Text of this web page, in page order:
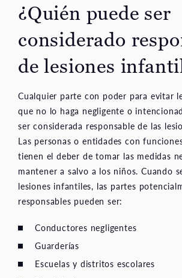
¿Quién puede ser
considerado
de lesiones
Cualquier parte con poder para evitar
que no lo haga negligente o
ser considerada responsable de las
Las personas o entidades con
tienen el deber de tomar las medidas
mantener a salvo a los niños. Cuando
lesiones infantiles, las partes
responsables pueden ser:
Conductores negligentes
Guarderías
Escuelas y distritos escolares